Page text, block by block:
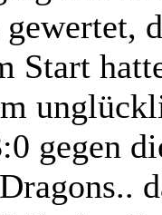
Start
gegen